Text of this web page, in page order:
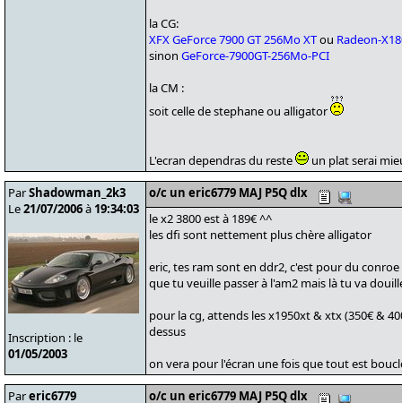
la CG:
XFX GeForce 7900 GT 256Mo XTou Radeon-
sinon GeForce-7900GT-256Mo-PCI
la CM :
soit celle de stephane ou alligator
L'ecran dependras du reste
un plat serai
ParShadowman_2k3
Le21/07/2006à 19:34:03
Inscription : le
01/05/2003
o/c un eric6779 MAJ P5Q dlx
le x2 3800 est à 189€ ^^
les dfi sont nettement plus chère alligator
eric, tes ram sont en ddr2, c'est pour du
que tu veuille passer à l'am2 mais là tu va
pour la cg, attends les x1950xt & xtx (350€ &
dessus
on vera pour l'écran une fois que tout est
Pareric6779 o/c un eric6779 MAJ P5Q dlx